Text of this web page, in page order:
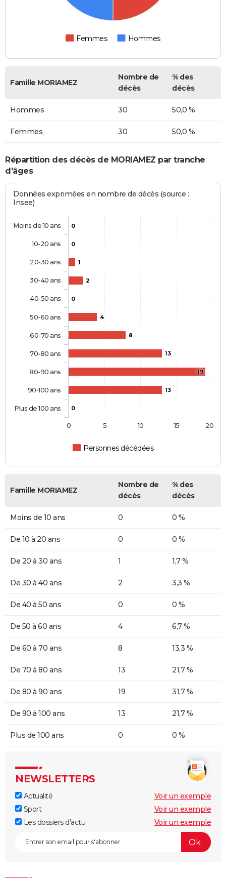
Femmes Hommes
Famille MORIAMEZ
Nombre de
décès
% des
décès
Hommes 30 50,0 %
Femmes 30 50,0 %
Répartition des décès de MORIAMEZ par tranche
d'âges
Données exprimées en nombre de décès (source :
Insee)
0
0
1
2
0
4
8
13
19
13
0
Personnes décédées
Moins de 10 ans
10-20 ans
20-30 ans
30-40 ans
40-50 ans
50-60 ans
60-70 ans
70-80 ans
80-90 ans
90-100 ans
Plus de 100 ans
0 5 10 15 20
Famille MORIAMEZ
Nombre de
décès
% des
décès
Moins de 10 ans 0 0 %
De 10 à 20 ans 0 0 %
De 20 à 30 ans 1 1,7 %
De 30 à 40 ans 2 3,3 %
De 40 à 50 ans 0 0 %
De 50 à 60 ans 4 6,7 %
De 60 à 70 ans 8 13,3 %
De 70 à 80 ans 13 21,7 %
De 80 à 90 ans 19 31,7 %
De 90 à 100 ans 13 21,7 %
Plus de 100 ans 0 0 %
NEWSLETTERS
Actualité
Voir un exemple
Sport
Voir un exemple
Les dossiers d'actu
Voir un exemple